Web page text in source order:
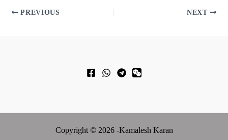
PREVIOUS NEXT
Copyright © 2026 -Kamalesh Karan